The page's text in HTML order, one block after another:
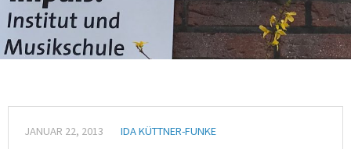
JANUAR 22, 2013
IDA KÜTTNER-FUNKE